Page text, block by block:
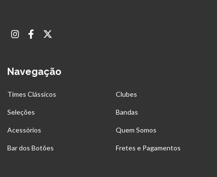
Navegação
Times Clássicos Clubes
Seleções Bandas
Acessórios Quem Somos
Bar dos Botões Fretes e Pagamentos